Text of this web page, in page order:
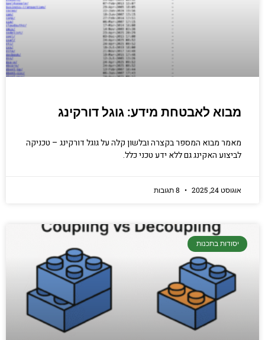
הכנסו עכשיו
מבוא לאבטחת מידע: גוגל דורקינג
מאמר מבוא המספר בקצרה ובלשון קלה על גוגל דורקינג – טכניקה
לביצוע האקינג גם ללא ידע טכני כלל.
אוגוסט 24, 2025
יסודות בתכנות